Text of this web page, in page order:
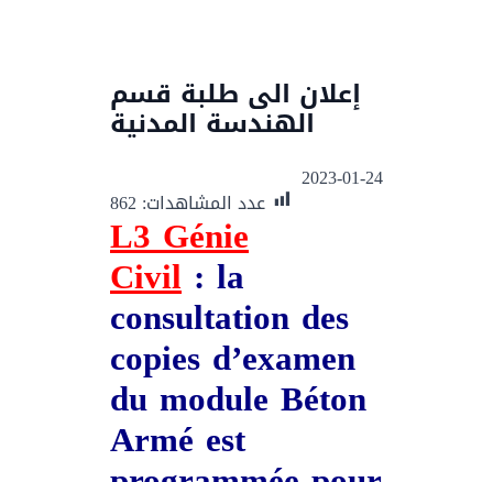
إعلان الى طلبة قسم
الهندسة المدنية
2023-01-24
عدد المشاهدات:862
L3 Génie
Civil : la
consultation des
copies d’examen
du module Béton
Armé est